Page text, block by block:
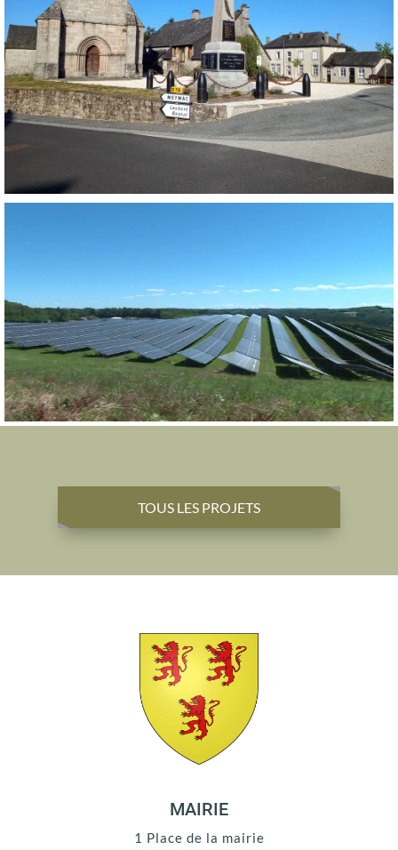
TOUS LES PROJETS
MAIRIE
1 Place de la mairie